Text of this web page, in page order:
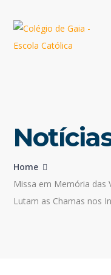
Home
Missa em Memória das
Lutam as Chamas nos